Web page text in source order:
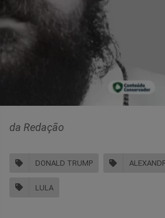
da Redação
DONALD TRUMP
LULA